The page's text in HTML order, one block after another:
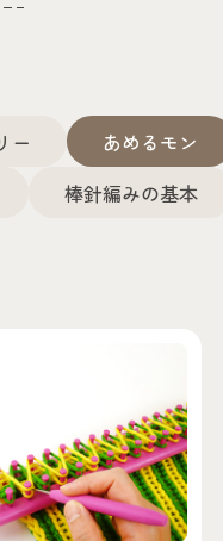
ー あめるモン
棒針編みの基本